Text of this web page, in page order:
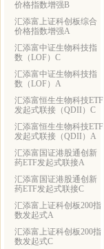
价格指数增强B
汇添富上证科创板综合
价格指数增强A
汇添富中证生物科技指
数（LOF）C
汇添富中证生物科技指
数（LOF）A
汇添富恒生生物科技ETF
发起式联接（QDII）C
汇添富恒生生物科技ETF
发起式联接（QDII）A
汇添富国证港股通创新
药ETF发起式联接A
汇添富国证港股通创新
药ETF发起式联接C
汇添富上证科创板200指
数发起式A
汇添富上证科创板200指
数发起式C